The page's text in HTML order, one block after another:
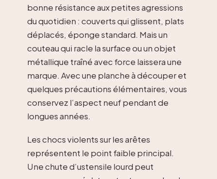
bonne résistance aux petites agressions
du quotidien : couverts qui glissent, plats
déplacés, éponge standard. Mais un
couteau qui racle la surface ou un objet
métallique traîné avec force laissera une
marque. Avec une planche à découper et
quelques précautions élémentaires, vous
conservez l’aspect neuf pendant de
longues années.
Les chocs violents sur les arêtes
représentent le point faible principal.
Une chute d’ustensile lourd peut